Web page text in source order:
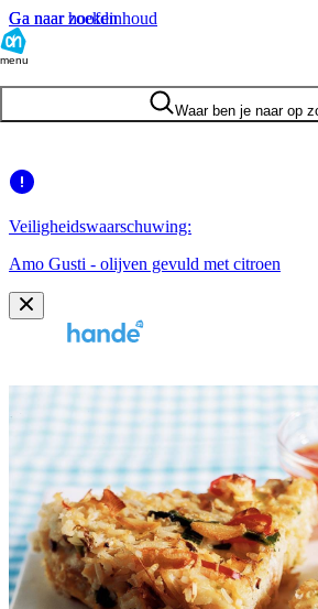
Ga naar hoofdinhoud
Ga naar zoeken
menu
Waar ben je naar op
Veiligheidswaarschuwing:
Amo Gusti - olijven gevuld met citroen